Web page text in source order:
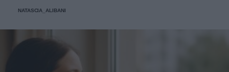
NATASCIA_ALIBANI